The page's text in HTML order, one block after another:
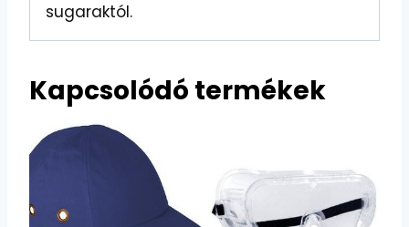
sugaraktól.
Kapcsolódó termékek